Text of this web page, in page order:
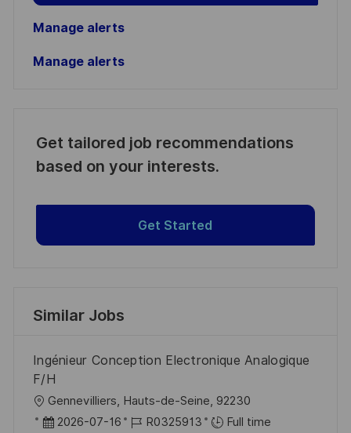
Manage alerts
Manage alerts
Get tailored job recommendations
based on your interests.
Get Started
Similar Jobs
Ingénieur Conception Electronique Analogique
F/H
L
o
Gennevilliers, Hauts-de-Seine, 92230
P 2026-07-16
J
R0325913
Full time